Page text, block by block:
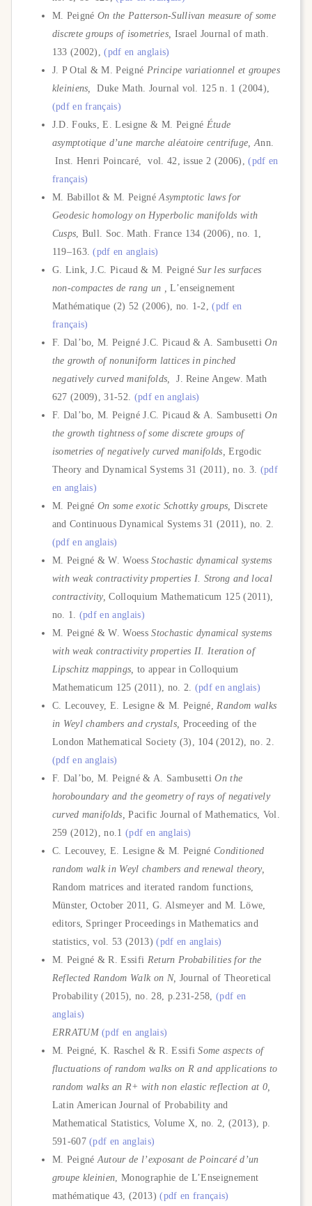
M. Peigné On the Patterson-Sullivan measure of some
discrete groups of isometries, Israel Journal of math.
133 (2002),(pdf en anglais)
J. P Otal & M. Peigné Principe variationnel et groupes
kleiniens,
Duke Math. Journal vol. 125 n. 1 (2004),
(pdf en français)
J.D. Fouks, E. Lesigne & M. Peigné Étude
asymptotique d’une marche aléatoire centrifuge, Ann.
Inst. Henri Poincaré, vol. 42, issue 2 (2006),(pdf en
français)
M. Babillot & M. PeignéAsymptotic laws for
Geodesic homology on Hyperbolic manifolds with
Cusps , Bull. Soc. Math. France 134 (2006), no. 1,
119–163.(pdf en anglais)
G. Link, J.C. Picaud & M. PeignéSur les surfaces
non-compactes de rang un ,L’enseignement
Mathématique (2) 52 (2006), no. 1-2,(pdf en
français)
F. Dal’bo, M. Peigné J.C. Picaud & A. SambusettiOn
the growth of nonuniform lattices in pinched
negatively curved manifolds,J. Reine Angew. Math
627 (2009), 31-52. (pdf en anglais)
F. Dal’bo, M. Peigné J.C. Picaud & A. SambusettiOn
the growth tightness of some discrete groups of
isometries of negatively curved manifolds,Ergodic
Theory and Dynamical Systems 31 (2011), no. 3. (pdf
en anglais)
M. Peigné On some exotic Schottky groups,Discrete
and Continuous Dynamical Systems 31 (2011), no. 2.
(pdf en anglais)
M. Peigné & W. WoessStochastic dynamical systems
with weak contractivity properties I. Strong and local
contractivity,Colloquium Mathematicum 125 (2011),
no. 1. (pdf en anglais)
M. Peigné & W. WoessStochastic dynamical systems
with weak contractivity properties II. Iteration of
Lipschitz mappings, to appear in Colloquium
Mathematicum 125 (2011), no. 2. (pdf en anglais)
C. Lecouvey, E. Lesigne & M. Peigné, Random walks
in Weyl chambers and crystals, Proceeding of the
London Mathematical Society (3), 104 (2012), no. 2.
(pdf en anglais)
F. Dal’bo, M. Peigné & A. SambusettiOn the
horoboundary and the geometry of rays of negatively
curved manifolds,Pacific Journal of Mathematics, Vol.
259 (2012), no.1(pdf en anglais)
C. Lecouvey, E. Lesigne & M. PeignéConditioned
random walk in Weyl chambers and renewal theory,
Random matrices and iterated random functions,
Münster, October 2011, G. Alsmeyer and M. Löwe,
editors, Springer Proceedings in Mathematics and
statistics, vol. 53 (2013)(pdf en anglais)
M. Peigné & R. Essifi Return Probabilities for the
Reflected Random Walk on N, Journal of Theoretical
Probability (2015), no. 28, p.231-258,(pdf en
anglais)
ERRATUM(pdf en anglais)
M. Peigné, K. Raschel & R. EssifiSome aspects of
fluctuations of random walks on R and applications to
random walks an R+ with non elastic reflection at 0,
Latin American Journal of Probability and
Mathematical Statistics, Volume X, no. 2, (2013), p.
591-607(pdf en anglais)
M. Peigné Autour de l’exposant de Poincaré d’un
groupe kleinien , Monographie de L’Enseignement
mathématique 43, (2013)(pdf en français)